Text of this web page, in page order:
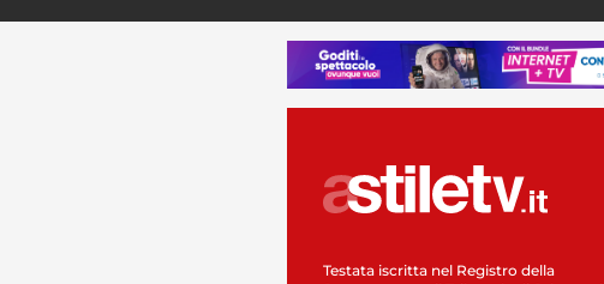
Testata iscritta nel Registro della